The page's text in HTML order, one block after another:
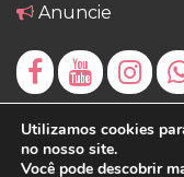
Anuncie
Utilizamos cookies
no nosso site.
Você pode descobrir